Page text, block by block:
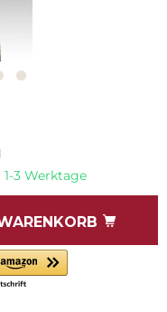
3 Werktage